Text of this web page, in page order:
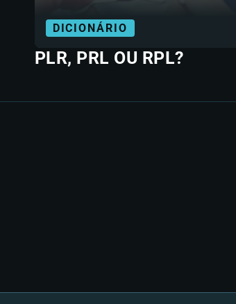
DICIONÁRIO
PLR, PRL OU RPL?